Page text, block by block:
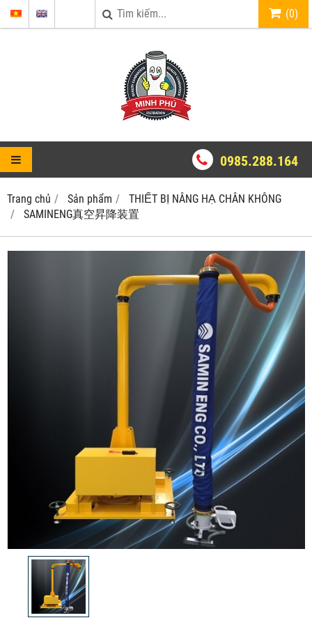
(0)
0985.288.164
Trang chủ Sản phẩm
THIẾT BỊ NÂNG HẠ CHÂN KHÔNG
SAMINENG真空昇降装置